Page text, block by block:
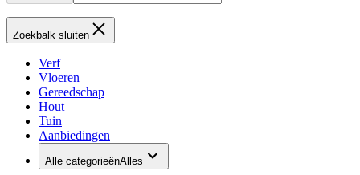
Zoekbalk sluiten
Verf
Vloeren
Gereedschap
Hout
Tuin
Aanbiedingen
Alle categorieënAlles